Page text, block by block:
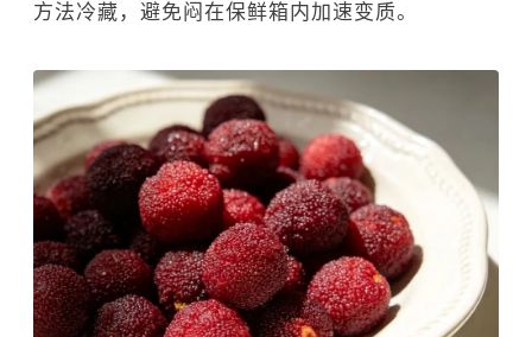
方法冷藏，避免闷在保鲜箱内加速变质。